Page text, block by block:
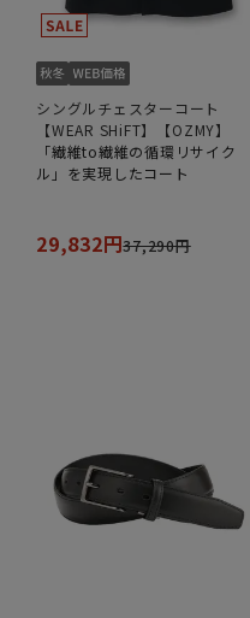
シングルチェスターコート
【WEAR SHiFT】【OZMY】
「繊維to繊維の循環リサイク
ル」を実現したコート
29,832円37,290円